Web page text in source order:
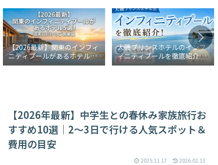
【2026最新】関東のインフィ
ニティプールがあるホテル5
選！週末に行けるご褒美宿
大磯プリンスホテルのインフ
ィニティプールを徹底紹介！
冬でも入れる？水着事情も解
【2026年最新】中学生との春休み家族旅行お
すすめ10選｜2〜3日で行ける人気スポット＆
費用の目安
2025.11.17 2026.02.13